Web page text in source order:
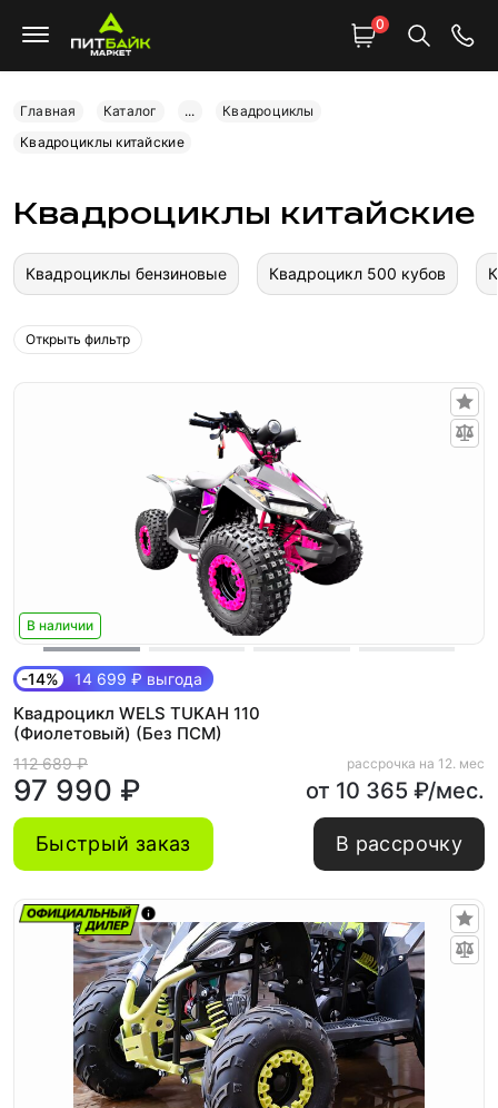
0
Главная Каталог ...
Квадроциклы
Квадроциклы китайские
Квадроциклы китайские
Квадроциклы бензиновые Квадроцикл 500 кубов
Открыть фильтр
В наличии
-14% 14 699 ₽ выгода
Квадроцикл WELS TUKAH 110
(Фиолетовый) (Без ПСМ)
112 689 ₽
97 990 ₽
рассрочка на 12. мес
от 10 365 ₽/мес.
Быстрый заказ В рассрочку